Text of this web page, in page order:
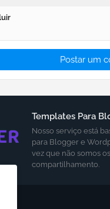
Postar um
Templates Para
Nosso serviço está
para Blogger e
vez que não somos
compartilhamento.